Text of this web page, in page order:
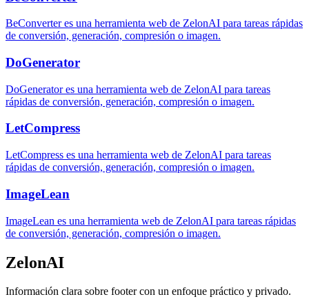
BeConverter es una herramienta web de ZelonAI para tareas rápidas
de conversión, generación, compresión o imagen.
DoGenerator
DoGenerator es una herramienta web de ZelonAI para tareas
rápidas de conversión, generación, compresión o imagen.
LetCompress
LetCompress es una herramienta web de ZelonAI para tareas
rápidas de conversión, generación, compresión o imagen.
ImageLean
ImageLean es una herramienta web de ZelonAI para tareas rápidas
de conversión, generación, compresión o imagen.
ZelonAI
Información clara sobre footer con un enfoque práctico y privado.